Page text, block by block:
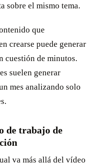
sobre el mismo tema.
que
crearse puede generar
cuestión de minutos.
suelen generar
mes analizando solo
de trabajo de
va más allá del vídeo